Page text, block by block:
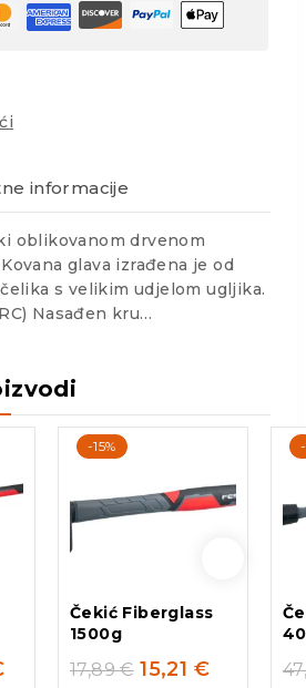
informacije
oblikovanom drvenom
glava izrađena je od
s velikim udjelom ugljika.
Nasađen kru…
-15%
Čekić Fiberglass
1500g
17,89€ 15,21 €